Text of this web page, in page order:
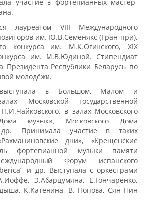
участие в фортепианных мастер-
лауреатом VIII Международного
им. Ю.В.Семеняко (Гран-при),
конкурса им. М.К.Огинского, XIX
им. М.В.Юдиной. Стипендиат
Президента Республики Беларусь по
молодёжи.
в Большом, Малом и
Московской государственной
в залах Московского
музыки, Московского Дома
Принимала участие в таких
дни», «Крещенские
фортепианной музыки памяти
Форум испанского
и др. Выступала с оркестрами
Э.Абарцумяна, Е.Гончаренко,
К.Катенина, В. Попова, Сян Нин